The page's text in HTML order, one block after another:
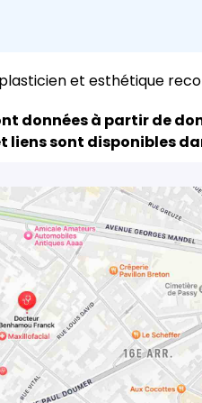
et esthétique
données à partir de
sont disponibles